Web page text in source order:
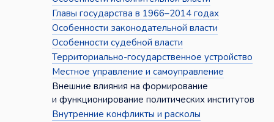
Главы государства в 1966–2014 годах
Особенности законодательной власти
Особенности судебной власти
Территориально-государственное устройство
Местное управление и самоуправление
Внешние влияния на формирование
и функционирование политических институтов
Внутренние конфликты и расколы